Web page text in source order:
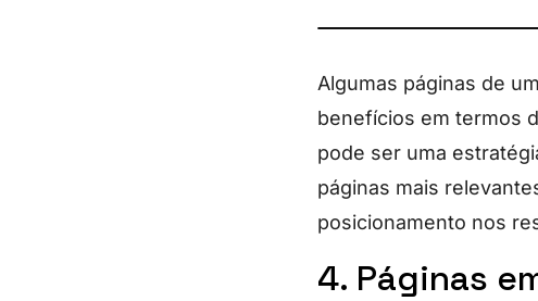
Algumas páginas de
benefícios em termos
pode ser uma
páginas mais
posicionamento nos
4. Páginas